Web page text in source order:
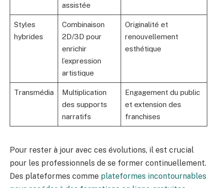
assistée
Styles
hybrides
Combinaison
2D/3D pour
enrichir
l’expression
artistique
Originalité et
renouvellement
esthétique
Transmédia
Multiplication
des supports
narratifs
Engagement du public
et extension des
franchises
Pour rester à jour avec ces évolutions, il est crucial
pour les professionnels de se former continuellement.
Des plateformes comme plateformes incontournables